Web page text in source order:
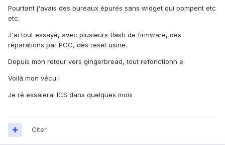
Pourtant j'avais des bureaux épurés sans widget qui pompent etc
etc.
J'ai tout essayé, avec plusieurs flash de firmware, des
réparations par PCC, des reset usine.
Depuis mon retour vers gingerbread, tout refonctionn e.
Voilà mon vécu !
Je ré essaierai ICS dans quelques mois
Citer